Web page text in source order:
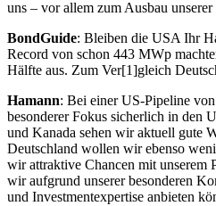
uns – vor allem zum Ausbau unserer
BondGuide: Bleiben die USA Ihr
Record von schon 443 MWp
Hälfte aus. Zum Ver[1]gleich
Hamann: Bei einer US-Pipeline
besonderer Fokus sicherlich in den
und Kanada sehen wir aktuell gute
Deutschland wollen wir ebenso
wir attraktive Chancen mit unserem
wir aufgrund unserer besonderen
und Investmentexpertise anbieten